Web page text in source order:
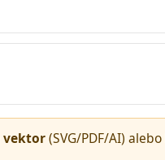
vektor(SVG/PDF/AI)